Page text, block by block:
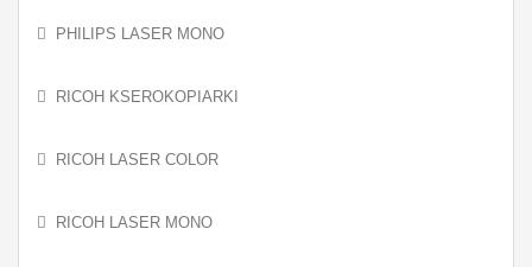
PHILIPS LASER MONO
RICOH KSEROKOPIARKI
RICOH LASER COLOR
RICOH LASER MONO